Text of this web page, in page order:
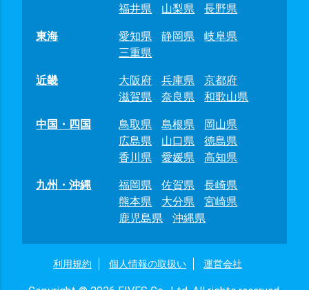
福井県
山梨県
長野県
東海
愛知県 静岡県
岐阜県
三重県
近畿
大阪府 兵庫県
京都府
滋賀県
奈良県
和歌山県
中国・四国
鳥取県 島根県
岡山県
広島県
山口県
徳島県
香川県
愛媛県
高知県
九州・沖縄
福岡県 佐賀県
長崎県
熊本県
大分県
宮崎県
鹿児島県
沖縄県
利用規約 個人情報の取扱い 運営会社